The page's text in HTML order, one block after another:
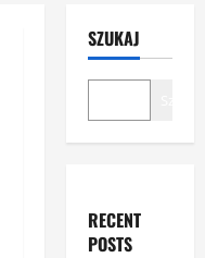
SZUKAJ
RECENT
POSTS